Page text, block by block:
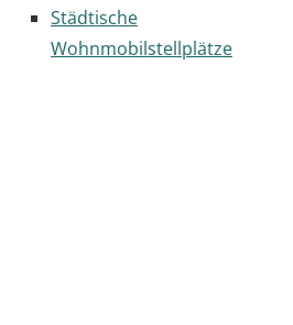
Städtische
Wohnmobilstellplätze